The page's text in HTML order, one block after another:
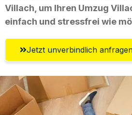
Villach, um Ihren Umzug
einfach und stressfrei wie
Jetzt unverbindlich